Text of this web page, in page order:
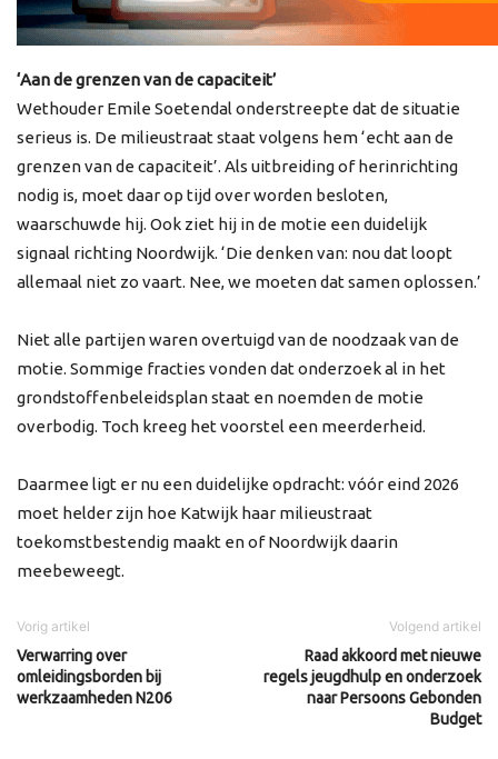
‘Aan de grenzen van de capaciteit’
Wethouder Emile Soetendal onderstreepte dat de situatie
serieus is. De milieustraat staat volgens hem ‘echt aan de
grenzen van de capaciteit’. Als uitbreiding of herinrichting
nodig is, moet daar op tijd over worden besloten,
waarschuwde hij. Ook ziet hij in de motie een duidelijk
signaal richting Noordwijk. ‘Die denken van: nou dat loopt
allemaal niet zo vaart. Nee, we moeten dat samen oplossen.’
Niet alle partijen waren overtuigd van de noodzaak van de
motie. Sommige fracties vonden dat onderzoek al in het
grondstoffenbeleidsplan staat en noemden de motie
overbodig. Toch kreeg het voorstel een meerderheid.
Daarmee ligt er nu een duidelijke opdracht: vóór eind 2026
moet helder zijn hoe Katwijk haar milieustraat
toekomstbestendig maakt en of Noordwijk daarin
meebeweegt.
Vorig artikel
Verwarring over
omleidingsborden bij
werkzaamheden N206
Volgend artikel
Raad akkoord met nieuwe
regels jeugdhulp en onderzoek
naar Persoons Gebonden
Budget